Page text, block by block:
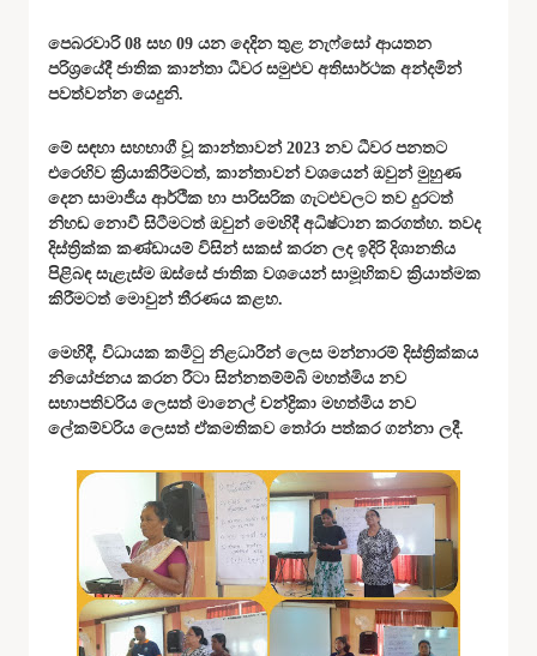
පෙබරවාරි 08 සහ 09 යන දෙදින තුළ නැෆ්සෝ ආයතන
පරිශ්‍රයේදී ජාතික කාන්තා ධීවර සමුළුව අතිසාර්ථක අන්දමින්
පවත්වන්න යෙදුනි.
මේ සඳහා සහභාගී වූ කාන්තාවන් 2023 නව ධීවර පනතට
එරෙහිව ක්‍රියාකිරීමටත්, කාන්තාවන් වශයෙන් ඔවුන් මුහුණ
දෙන සාමාජීය ආර්ථික හා පාරිසරික ගැටළුවලට තව දුරටත්
නිහඬ නොවී සිටීමටත් ඔවුන් මෙහිදී අධිෂ්ටාන කරගත්හ. තවද
දිස්ත්‍රික්ක කණ්ඩායම් විසින් සකස් කරන ලද ඉදිරි දිශානතිය
පිළිබඳ සැළැස්ම ඔස්සේ ජාතික වශයෙන් සාමූහිකව ක්‍රියාත්මක
කිරීමටත් මොවුන් තීරණය කළහ.
මෙහිදී, විධායක කමිටු නිළධාරීන් ලෙස මන්නාරම් දිස්ත්‍රික්කය
නියෝජනය කරන රීටා සින්නතම්ම්බි මහත්මිය නව
සභාපතිවරිය ලෙසත් මානෙල් චන්ද්‍රිකා මහත්මිය නව
ලේකම්වරිය ලෙසත් ඒකමතිකව තෝරා පත්කර ගන්නා ලදී.